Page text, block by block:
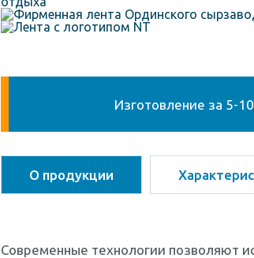
Изготовление за 5-
О продукции
Современные технологии позволяют